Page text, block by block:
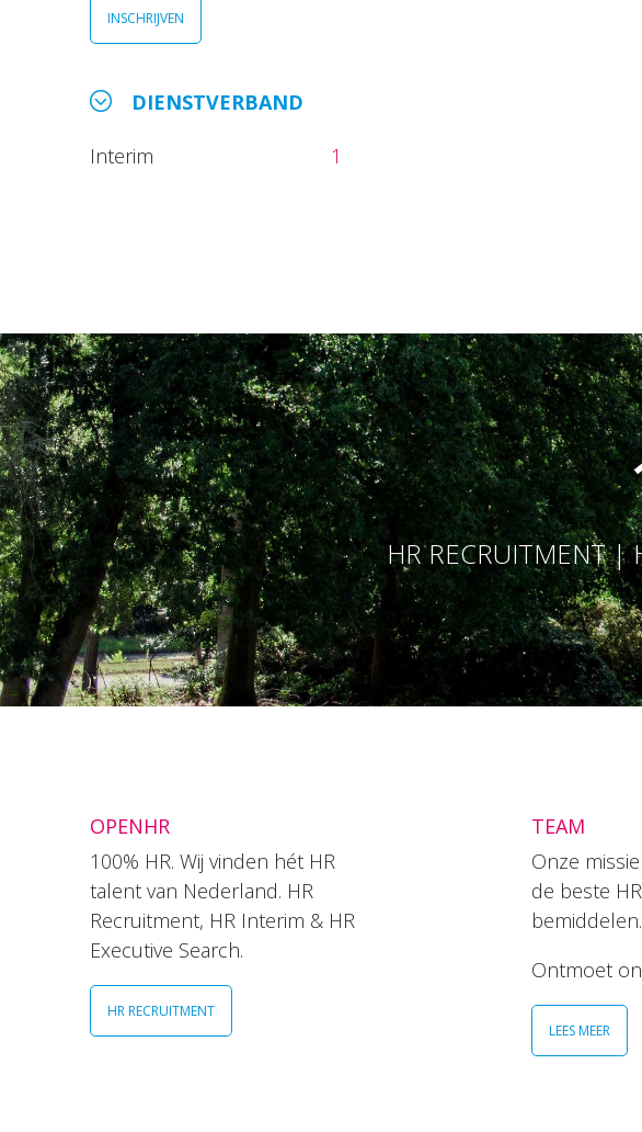
INSCHRIJVEN
DIENSTVERBAND
Interim 1
HR RECRUITMENT |
OPENHR
100% HR. Wij vinden hét HR
talent van Nederland. HR
Recruitment, HR Interim & HR
Executive Search.
HR RECRUITMENT
TEAM
Onze
de beste
bemiddelen.
Ontmoet
LEES MEER